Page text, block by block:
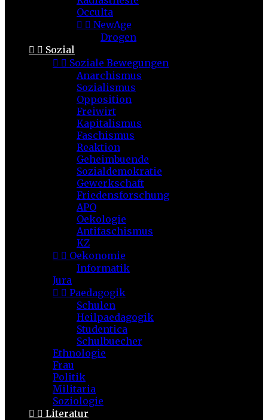
Occulta
  NewAge
Drogen
  Sozial
  Soziale Bewegungen
Anarchismus
Sozialismus
Opposition
Freiwirt
Kapitalismus
Faschismus
Reaktion
Geheimbuende
Sozialdemokratie
Gewerkschaft
Friedensforschung
APO
Oekologie
Antifaschismus
KZ
  Oekonomie
Informatik
Jura
  Paedagogik
Schulen
Heilpaedagogik
Studentica
Schulbuecher
Ethnologie
Frau
Politik
Militaria
Soziologie
  Literatur